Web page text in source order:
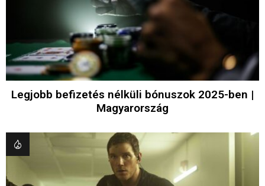
Legjobb befizetés nélküli bónuszok 2025-ben |
Magyarország